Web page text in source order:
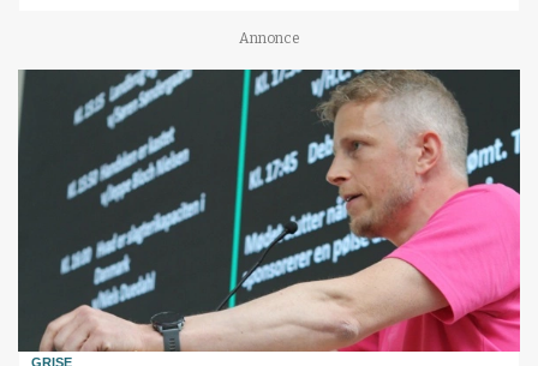
Annonce
GRISE